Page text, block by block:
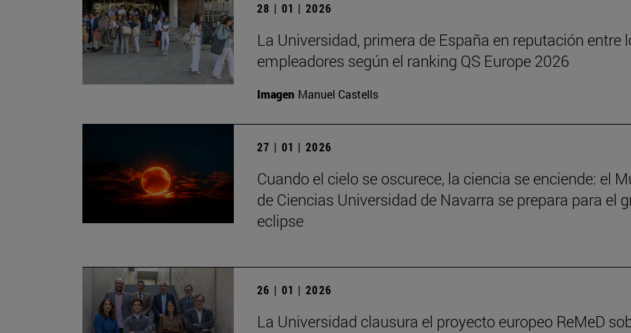
28 | 01 | 2026
La Universidad, primera de España en reputación entre
empleadores según el ranking QS Europe 2026
Imagen Manuel Castells
27 | 01 | 2026
Cuando el cielo se oscurece, la ciencia se enciende: el
de Ciencias Universidad de Navarra se prepara para el
eclipse
26 | 01 | 2026
La Universidad clausura el proyecto europeo ReMeD